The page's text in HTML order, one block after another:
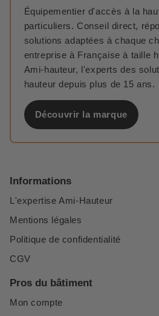
Équipementier d'accès à la
particuliers. Conseil direct,
solutions adaptées à chaque
entreprise à Française à taille
Ami-hauteur, l'experts des
hauteur depuis plus de 15 ans.
Découvrir la marque
Informations
L'expertise Ami-Hauteur
Mentions légales
Politique de confidentialité
CGV
Pros du bâtiment
Mon compte